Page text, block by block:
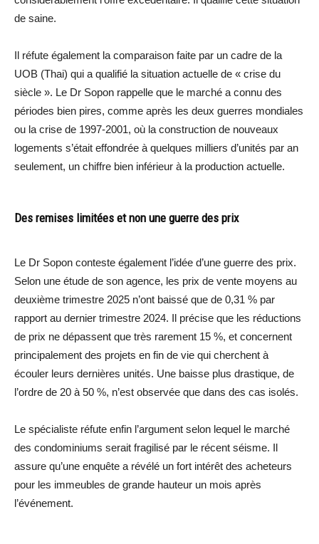
de saine.
Il réfute également la comparaison faite par un cadre de la
UOB (Thai) qui a qualifié la situation actuelle de « crise du
siècle ». Le Dr Sopon rappelle que le marché a connu des
périodes bien pires, comme après les deux guerres mondiales
ou la crise de 1997-2001, où la construction de nouveaux
logements s’était effondrée à quelques milliers d’unités par an
seulement, un chiffre bien inférieur à la production actuelle.
Des remises limitées et non une guerre des prix
Le Dr Sopon conteste également l’idée d’une guerre des prix.
Selon une étude de son agence, les prix de vente moyens au
deuxième trimestre 2025 n’ont baissé que de 0,31 % par
rapport au dernier trimestre 2024. Il précise que les réductions
de prix ne dépassent que très rarement 15 %, et concernent
principalement des projets en fin de vie qui cherchent à
écouler leurs dernières unités. Une baisse plus drastique, de
l’ordre de 20 à 50 %, n’est observée que dans des cas isolés.
Le spécialiste réfute enfin l’argument selon lequel le marché
des condominiums serait fragilisé par le récent séisme. Il
assure qu’une enquête a révélé un fort intérêt des acheteurs
pour les immeubles de grande hauteur un mois après
l’événement.